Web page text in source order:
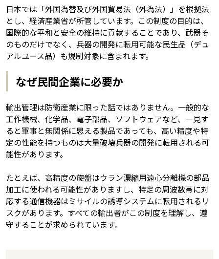
日本では「外国為替及び外国貿易法（外為法）」を根拠法
とし、経済産業省が所管しています。この制度の目的は、
国際的な平和と安全の維持に貢献することであり、武器そ
のものだけでなく、兵器の開発に転用可能な民生品（デュ
アルユース品）も規制対象に含まれます。
なぜ民間企業に必要か
輸出管理は防衛産業に限った話ではありません。一般的な
工作機械、化学品、電子部品、ソフトウェアなど、一見す
ると軍事と無関係に思える製品であっても、高い精度や特
定の性能を持つものは大量破壊兵器の開発に転用される可
能性があります。
たとえば、高精度の旋盤はウラン濃縮用遠心分離機の部品
加工に使われる可能性がありますし、特定の周波数帯に対
応する通信機器はミサイルの誘導システムに転用されるリ
スクがあります。すべての輸出者がこの制度を理解し、遵
守することが求められています。